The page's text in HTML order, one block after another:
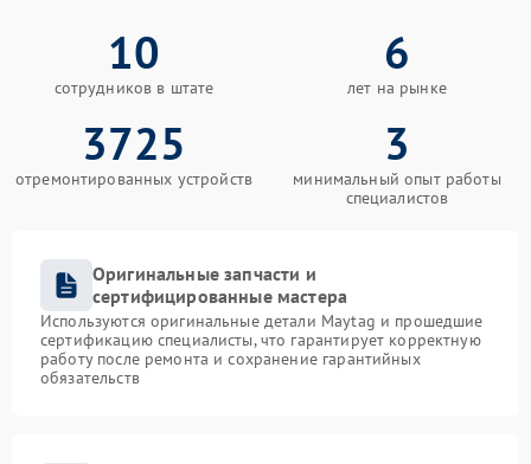
10
сотрудников в штате
6
лет на рынке
3725
отремонтированных устройств
3
минимальный опыт работы
специалистов
Оригинальные запчасти и
сертифицированные мастера
Используются оригинальные детали Maytag и прошедшие
сертификацию специалисты, что гарантирует корректную
работу после ремонта и сохранение гарантийных
обязательств